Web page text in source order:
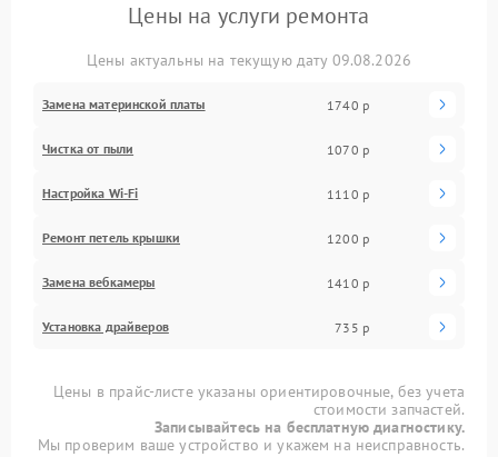
Цены на услуги ремонта
Цены актуальны на текущую дату 09.08.2026
Замена материнской платы 1740 р
Чистка от пыли 1070 р
Настройка Wi-Fi 1110 р
Ремонт петель крышки 1200 р
Замена вебкамеры 1410 р
Установка драйверов 735 р
Цены в прайс-листе указаны ориентировочные, без учета
стоимости запчастей.
Записывайтесь на бесплатную диагностику.
Мы проверим ваше устройство и укажем на неисправность.